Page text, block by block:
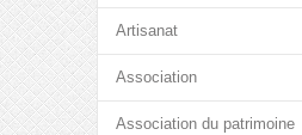
Artisanat
Association
Association du patrimoine